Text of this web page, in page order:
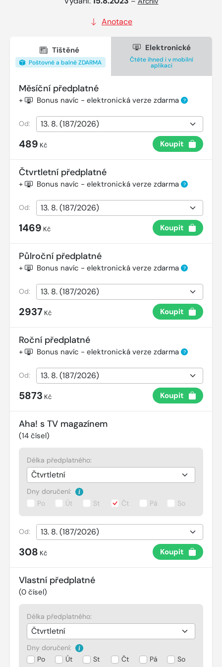
Anotace
Tištěné
Poštovné a balné ZDARMA
Elektronické
Čtěte ihned i v mobilní
aplikaci
Měsíční předplatné
+ Bonus navíc - elektronická verze zdarma ?
Od:
489 Kč Koupit
Čtvrtletní předplatné
+ Bonus navíc - elektronická verze zdarma ?
Od:
1469 Kč Koupit
Půlroční předplatné
+ Bonus navíc - elektronická verze zdarma ?
Od:
2937 Kč Koupit
Roční předplatné
+ Bonus navíc - elektronická verze zdarma ?
Od:
5873 Kč Koupit
Aha! s TV magazínem
(14 čísel)
Délka předplatného:
Dny doručení:
Po
Út St Čt Pá So
Od:
308 Kč Koupit
Vlastní předplatné
(0 čísel)
Délka předplatného:
Dny doručení:
Po
Út St Čt Pá So